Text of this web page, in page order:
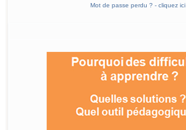
Mot de passe perdu ? - cliquez ici